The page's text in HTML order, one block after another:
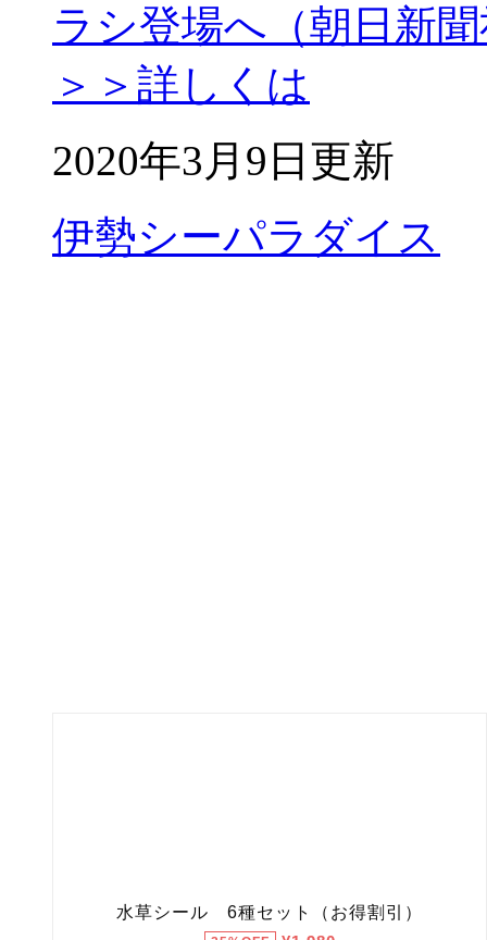
ラシ登場へ（朝日新
＞＞詳しくは
2020年3月9日更新
伊勢シーパラダイス